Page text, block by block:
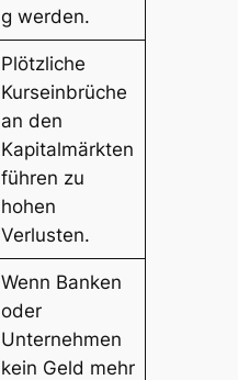
g werden.
Plötzliche
Kurseinbrüche
an den
Kapitalmärkten
führen zu
hohen
Verlusten.
Wenn Banken
oder
Unternehmen
kein Geld mehr